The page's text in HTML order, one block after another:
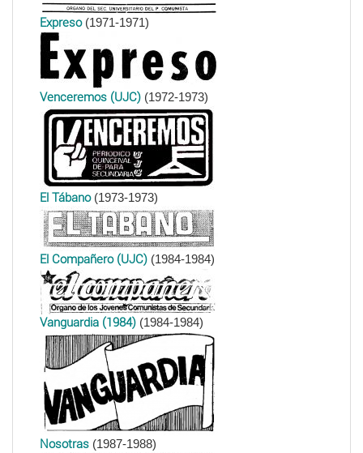
Expreso(1971-1971)
Venceremos (UJC) (1972-1973)
El Tábano(1973-1973)
El Compañero (UJC) (1984-1984)
Vanguardia (1984) (1984-1984)
Nosotras (1987-1988)